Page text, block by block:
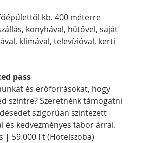
kb. 400 méterre
konyhával, hűtővel, saját
klímával, televízióval, kerti
pass
és erőforrásokat, hogy
szintre? Szeretnénk támogatni
szigorúan szintezett
és kedvezményes tábor árral.
| 59.000 Ft (Hotelszoba)